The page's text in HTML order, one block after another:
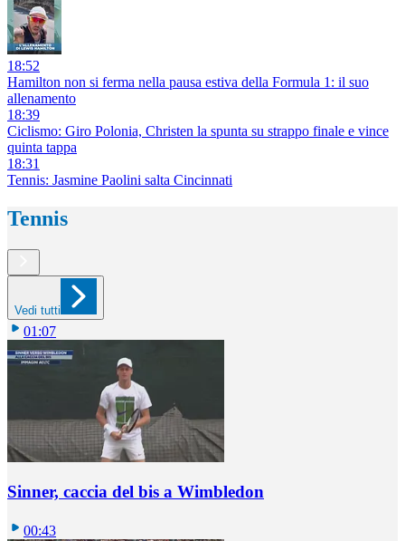
18:52
Hamilton non si ferma nella pausa estiva della Formula 1: il suo
allenamento
18:39
Ciclismo: Giro Polonia, Christen la spunta su strappo finale e vince
quinta tappa
18:31
Tennis: Jasmine Paolini salta Cincinnati
Tennis
Vedi tutti
01:07
Sinner, caccia del bis a Wimbledon
00:43